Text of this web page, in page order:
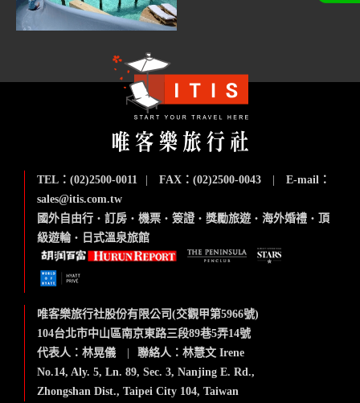
TEL：(02)2500-0011 FAX：(02)2500-0043
E-mail：
sales@itis.com.tw
國外自由行 ‧ 訂房 ‧ 機票 ‧ 簽證 ‧ 獎勵旅遊 ‧ 海外婚禮 ‧
頂
級遊輪 ‧ 日式溫泉旅館
唯客樂旅行社股份有限公司(交觀甲第5966號)
104台北市中山區南京東路三段89巷5弄14號
代表人：林晃儀
聯絡人：林慧文 Irene
No.14, Aly. 5, Ln. 89, Sec. 3, Nanjing E. Rd.,
Zhongshan Dist., Taipei City 104, Taiwan